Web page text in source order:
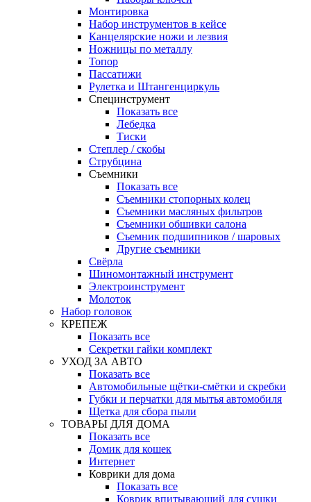
Монтировка
Набор инструментов в кейсе
Канцелярские ножи и лезвия
Ножницы по металлу
Топор
Пассатижи
Рулетка и Штангенциркуль
Специнструмент
Показать все
Лебедка
Тиски
Степлер / скобы
Струбцина
Съемники
Показать все
Съемники стопорных колец
Съемники масляных фильтров
Съемники обшивки салона
Съемник подшипников / шаровых
Другие съемники
Свёрла
Шиномонтажный инструмент
Электроинструмент
Молоток
Набор головок
КРЕПЕЖ
Показать все
Секретки гайки комплект
УХОД ЗА АВТО
Показать все
Автомобильные щётки-смётки и скребки
Губки и перчатки для мытья автомобиля
Щетка для сбора пыли
ТОВАРЫ ДЛЯ ДОМА
Показать все
Домик для кошек
Интернет
Коврики для дома
Показать все
Коврик впитывающий для сушки